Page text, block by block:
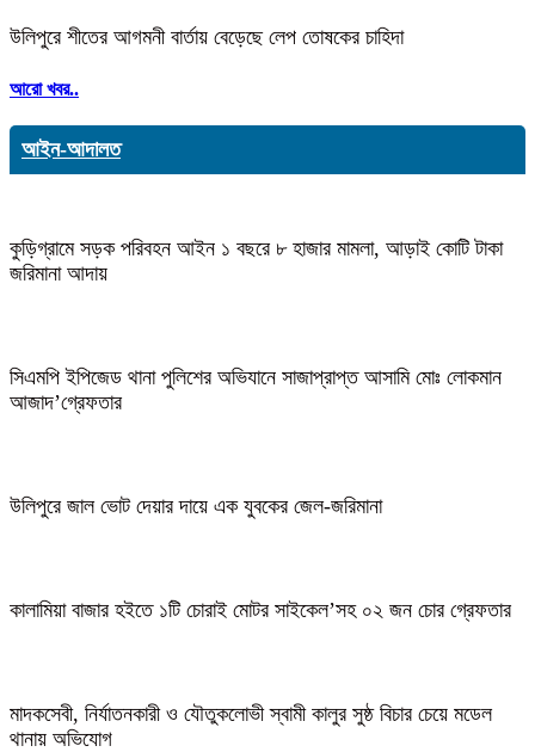
উলিপুরে শীতের আগমনী বার্তায় বেড়েছে লেপ তোষকের চাহিদা
আরো খবর..
আইন-আদালত
কুড়িগ্রামে সড়ক পরিবহন আইন ১ বছরে ৮ হাজার মামলা, আড়াই কোটি টাকা
জরিমানা আদায়
সিএমপি ইপিজেড থানা পুলিশের অভিযানে সাজাপ্রাপ্ত আসামি মোঃ লোকমান
আজাদ’গ্রেফতার
উলিপুরে জাল ভোট দেয়ার দায়ে এক যুবকের জেল-জরিমানা
কালামিয়া বাজার হইতে ১টি চোরাই মোটর সাইকেল’সহ ০২ জন চোর গ্রেফতার
মাদকসেবী, নির্যাতনকারী ও যৌতুকলোভী স্বামী কালুর সুষ্ঠ বিচার চেয়ে মডেল
থানায় অভিযোগ